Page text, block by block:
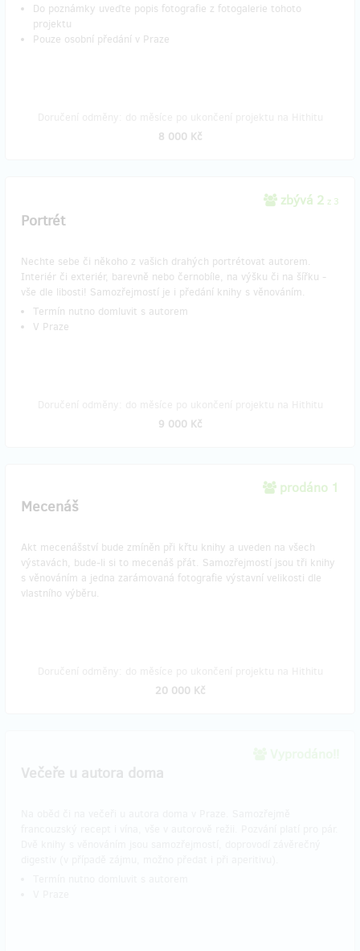
Do poznámky uveďte popis fotografie z fotogalerie tohoto
projektu
Pouze osobní předání v Praze
8 000 Kč
zbývá 2 z 3
Portrét
Nechte sebe či někoho z vašich drahých portrétovat autorem.
Interiér či exteriér, barevně nebo černobíle, na výšku či na šířku -
vše dle libosti! Samozřejmostí je i předání knihy s věnováním.
Termín nutno domluvit s autorem
V Praze
9 000 Kč
prodáno 1
Mecenáš
Akt mecenášství bude zmíněn při křtu knihy a uveden na všech
výstavách, bude-li si to mecenáš přát. Samozřejmostí jsou tři knihy
s věnováním a jedna zarámovaná fotografie výstavní velikosti dle
vlastního výběru.
20 000 Kč
Večeře u autora doma